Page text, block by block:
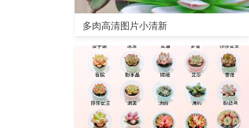
多肉高清图片小清新